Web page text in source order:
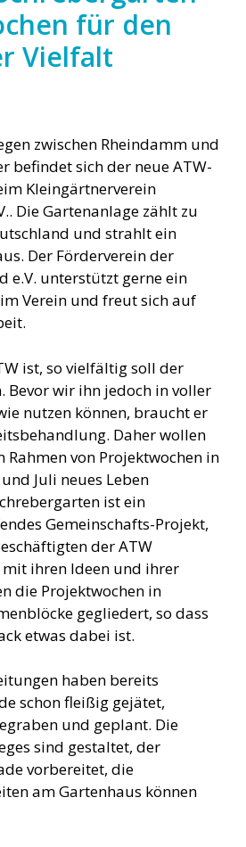
für den
Vielfalt
zwischen Rheindamm und
befindet sich der neue ATW-
Kleingärtnerverein
Die Gartenanlage zählt zu
und strahlt ein
Der Förderverein der
e.V. unterstützt gerne ein
Verein und freut sich auf
ist, so vielfältig soll der
Bevor wir ihn jedoch in voller
nutzen können, braucht er
Daher wollen
von Projektwochen in
Juli neues Leben
ist ein
Gemeinschafts-Projekt,
der ATW
ihren Ideen und ihrer
die Projektwochen in
gegliedert, so dass
etwas dabei ist.
haben bereits
schon fleißig gejätet,
und geplant. Die
sind gestaltet, der
vorbereitet, die
am Gartenhaus können